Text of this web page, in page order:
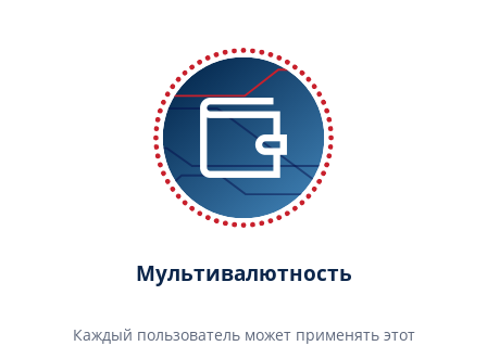
Мультивалютность
Каждый пользователь может применять этот